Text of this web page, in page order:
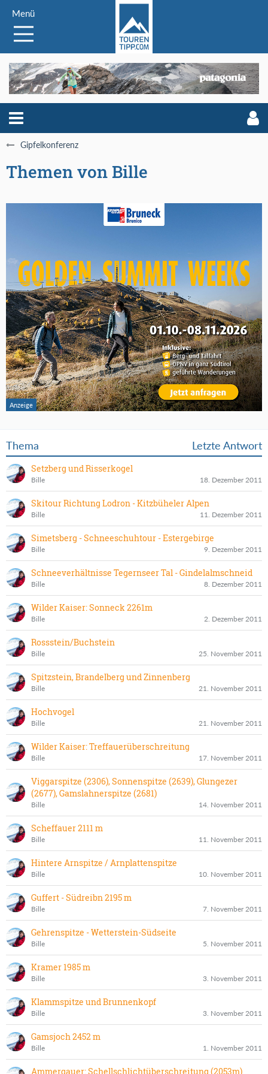
Menü
Gipfelkonferenz
Themen von Bille
Thema Letzte Antwort
Setzberg und Risserkogel
Bille 18. Dezember 2011
Skitour Richtung Lodron - Kitzbüheler Alpen
Bille 11. Dezember 2011
Simetsberg - Schneeschuhtour - Estergebirge
Bille 9. Dezember 2011
Schneeverhältnisse Tegernseer Tal - Gindelalmschneid
Bille 8. Dezember 2011
Wilder Kaiser: Sonneck 2261m
Bille 2. Dezember 2011
Rossstein/Buchstein
Bille 25. November 2011
Spitzstein, Brandelberg und Zinnenberg
Bille 21. November 2011
Hochvogel
Bille 21. November 2011
Wilder Kaiser: Treffauerüberschreitung
Bille 17. November 2011
Viggarspitze (2306), Sonnenspitze (2639), Glungezer
(2677), Gamslahnerspitze (2681)
Bille 14. November 2011
Scheffauer 2111 m
Bille 11. November 2011
Hintere Arnspitze / Arnplattenspitze
Bille 10. November 2011
Guffert - Südreibn 2195 m
Bille 7. November 2011
Gehrenspitze - Wetterstein-Südseite
Bille 5. November 2011
Kramer 1985 m
Bille 3. November 2011
Klammspitze und Brunnenkopf
Bille 3. November 2011
Gamsjoch 2452 m
Bille 1. November 2011
Ammergauer: Schellschlichtüberschreitung (2053m)